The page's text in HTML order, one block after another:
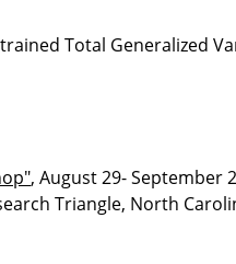
Total Generalized
, August 29- September
Triangle, North